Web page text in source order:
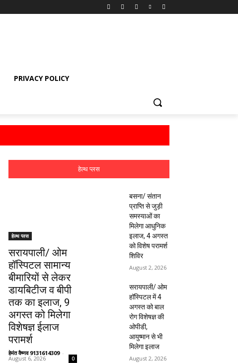
PRIVACY POLICY
हेल्थ प्लस
हेल्थ प्लस
सरायपाली/ ओम
हॉस्पिटल सामान्य
बीमारियों से लेकर
डायबिटीज व बीपी
तक का इलाज, 9
अगस्त को मिलेगा
विशेषज्ञ ईलाज
परामर्श
हेमंत वैष्णव 9131614309 -
August 6, 2026 0
बसना/ संतान
प्राप्ति से जुड़ी
समस्याओं का
मिलेगा आधुनिक
इलाज, 4 अगस्त
को विशेष परामर्श
शिविर
August 2, 2026
सरायपाली/ ओम
हॉस्पिटल में 4
अगस्त को बाल
रोग विशेषज्ञ की
ओपीडी,
आयुष्मान से भी
मिलेगा इलाज
August 2, 2026